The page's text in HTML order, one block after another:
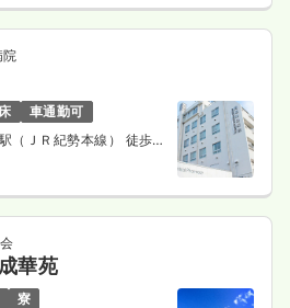
院
車通勤可
（ＪＲ紀勢本線） 徒歩
華苑
寮